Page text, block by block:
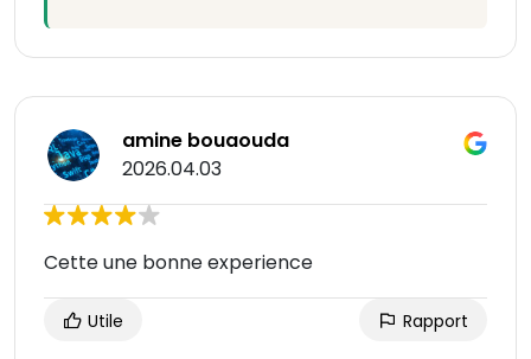
amine bouaouda
2026.04.03
Cette une bonne experience
Utile Rapport